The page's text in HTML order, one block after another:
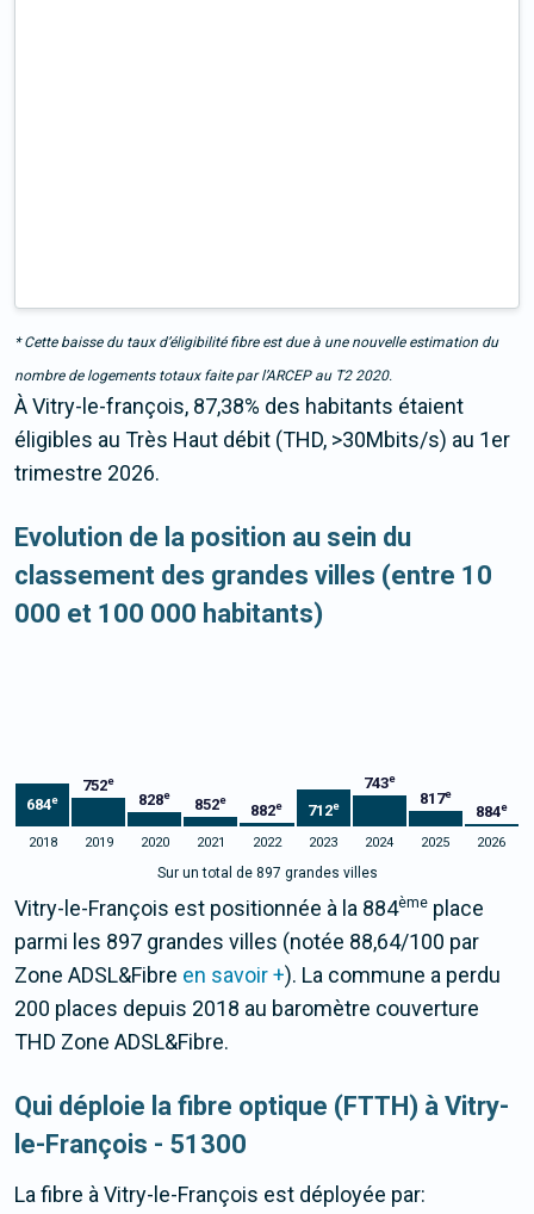
* Cette baisse du taux d’éligibilité fibre est due à une nouvelle estimation du
nombre de logements totaux faite par l’ARCEP au T2 2020.
À Vitry-le-françois, 87,38% des habitants étaient
éligibles au Très Haut débit (THD, >30Mbits/s) au 1er
trimestre 2026.
Evolution de la position au sein du
classement des grandes villes (entre 10
000 et 100 000 habitants)
684e
752e
828e
852e
882e 712e
743e
817e
884e
2018 2019 2020 2021 2022 2023 2024 2025 2026
Sur un total de 897 grandes villes
Vitry-le-François est positionnée à la 884ème place
parmi les 897 grandes villes (notée 88,64/100 par
Zone ADSL&Fibre en savoir +). La commune a perdu
200 places depuis 2018 au baromètre couverture
THD Zone ADSL&Fibre.
Qui déploie la fibre optique (FTTH) à Vitry-
le-François - 51300
La fibre à Vitry-le-François est déployée par: